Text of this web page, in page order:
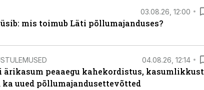
03.08.26, 12:00
mis toimub Läti põllumajanduses?
04.08.26, 12:14
peaaegu kahekordistus, kasumlikkust
ka uued põllumajandusettevõtted